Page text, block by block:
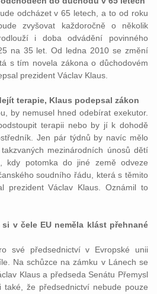
odcházet v 65 letech, a to od roku
zvyšovat každoročně o několik
i doba odvádění povinného
na 35 let. Od ledna 2010 se změní
s tím novela zákona o důchodovém
prezident Václav Klaus.
terapie, Klaus podepsal zákon
by nemusel hned odebírat exekutor.
terapii nebo by jí k dohodě
Jen pár týdnů by navíc mělo
mezinárodních únosů dětí
kdy potomka do jiné země odveze
soudního řádu, která s těmito
prezident Václav Klaus. Oznámil to
v čele EU neměla klást přehnané
své předsednictví v Evropské unii
Na schůzce na zámku v Lánech se
Klaus a předseda Senátu Přemysl
také, že předsednictví nebude pouze